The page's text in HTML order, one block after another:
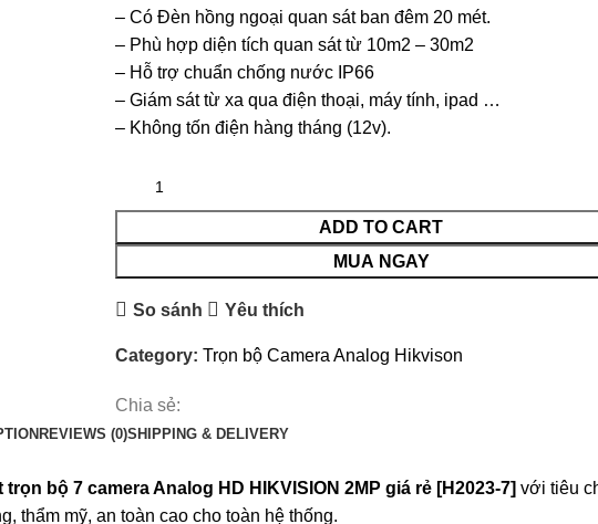
– Có Đèn hồng ngoại quan sát ban đêm 20 mét.
– Phù hợp diện tích quan sát từ 10m2 – 30m2
– Hỗ trợ chuẩn chống nước IP66
– Giám sát từ xa qua điện thoại, máy tính, ipad …
– Không tốn điện hàng tháng (12v).
ADD TO CART
MUA NGAY
So sánh Yêu thích
Category: Trọn bộ Camera Analog Hikvison
Chia sẻ:
REVIEWS (0)SHIPPING & DELIVERY
trọn bộ 7 camera Analog HD HIKVISION 2MP giá rẻ [H2023-7] với tiêu
thẩm mỹ, an toàn cao cho toàn hệ thống.